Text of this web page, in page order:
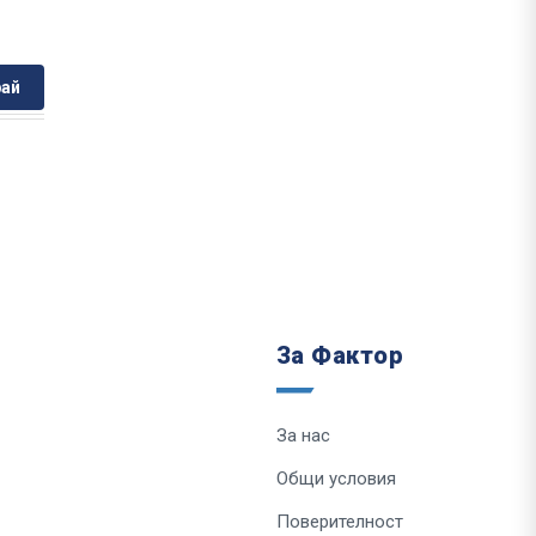
За Фактор
За нас
Общи условия
Поверителност